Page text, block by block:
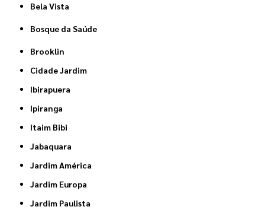
Bela Vista
Bosque da Saúde
Brooklin
Cidade Jardim
Ibirapuera
Ipiranga
Itaim Bibi
Jabaquara
Jardim América
Jardim Europa
Jardim Paulista